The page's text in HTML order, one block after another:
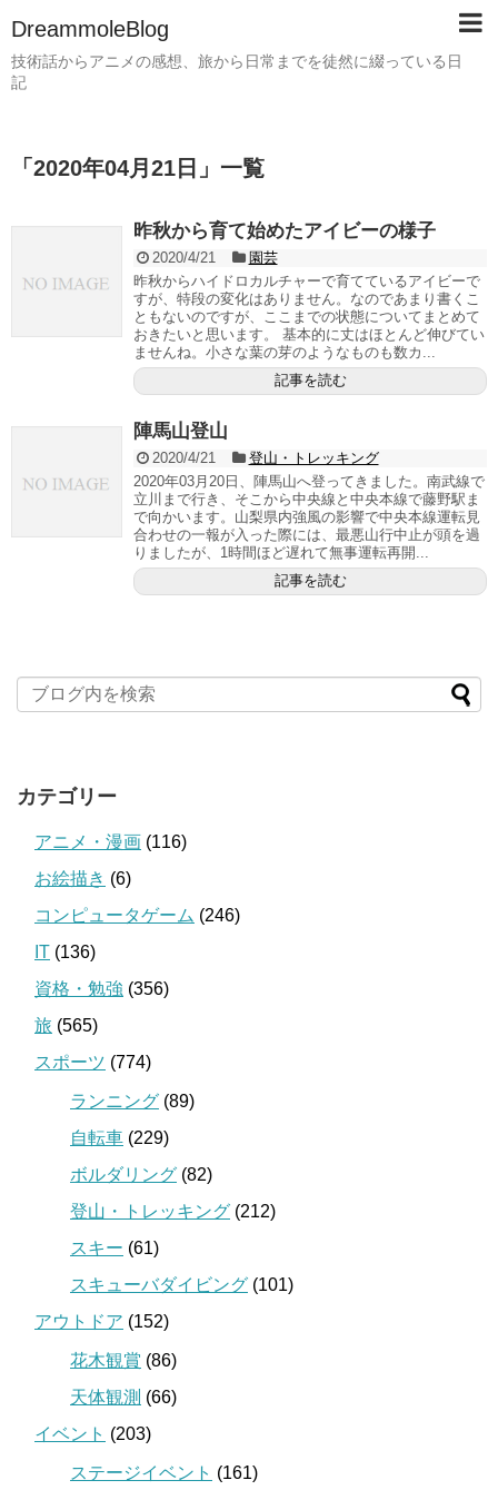
DreammoleBlog
技術話からアニメの感想、旅から日常までを徒然に綴っている日
記
「 2020年04月21日 」 一覧
昨秋から育て始めたアイビーの様子
2020/4/21
園芸
昨秋からハイドロカルチャーで育てているアイビーで
すが、特段の変化はありません。なのであまり書くこ
ともないのですが、ここまでの状態についてまとめて
おきたいと思います。 基本的に丈はほとんど伸びてい
ませんね。小さな葉の芽のようなものも数カ...
記事を読む
陣馬山登山
2020/4/21
登山・トレッキング
2020年03月20日、陣馬山へ登ってきました。南武線で
立川まで行き、そこから中央線と中央本線で藤野駅ま
で向かいます。山梨県内強風の影響で中央本線運転見
合わせの一報が入った際には、最悪山行中止が頭を過
りましたが、1時間ほど遅れて無事運転再開...
記事を読む
カテゴリー
アニメ・漫画 (116)
お絵描き (6)
コンピュータゲーム (246)
IT (136)
資格・勉強 (356)
旅 (565)
スポーツ (774)
ランニング (89)
自転車 (229)
ボルダリング (82)
登山・トレッキング (212)
スキー (61)
スキューバダイビング (101)
アウトドア (152)
花木観賞 (86)
天体観測 (66)
イベント (203)
ステージイベント (161)